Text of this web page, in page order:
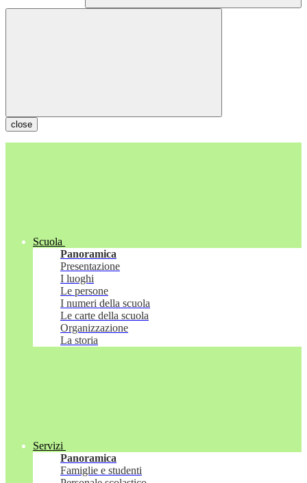
close
Scuola
Panoramica
Presentazione
I luoghi
Le persone
I numeri della scuola
Le carte della scuola
Organizzazione
La storia
Servizi
Panoramica
Famiglie e studenti